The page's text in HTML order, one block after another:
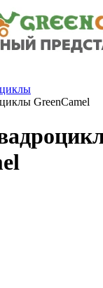
GreenCamel